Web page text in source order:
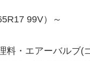
99V）～
・エアーバルブ(